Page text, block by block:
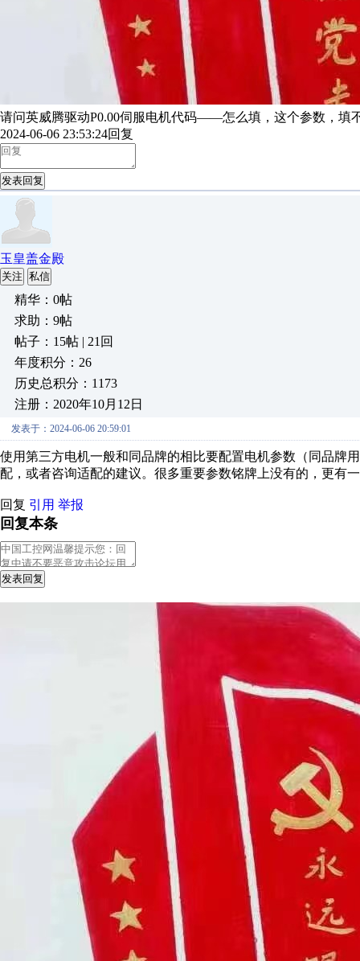
请问英威腾驱动P0.00伺服电机代码——怎么填，这个参数，填
2024-06-06 23:53:24回复
发表回复
玉皇盖金殿
关注 私信
精华：0帖
求助：9帖
帖子：15帖 | 21回
年度积分：26
历史总积分：1173
注册：2020年10月12日
发表于：2024-06-06 20:59:01
使用第三方电机一般和同品牌的相比要配置电机参数（同品牌
配，或者咨询适配的建议。很多重要参数铭牌上没有的，更有
回复 引用 举报
回复本条
发表回复